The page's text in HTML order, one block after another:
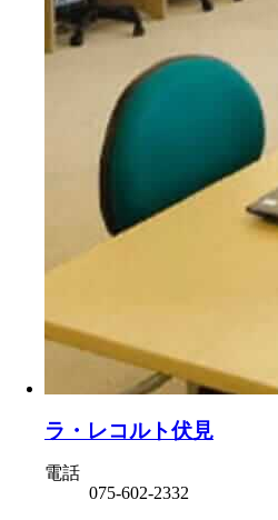
ラ・レコルト伏見
電話
075-602-2332